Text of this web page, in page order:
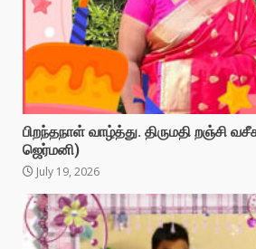
பிறந்தநாள் வாழ்த்து. திருமதி றஞ்சி
ஜெர்மனி)
July 19, 2026